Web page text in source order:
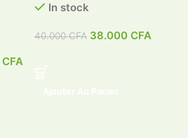
CFA
In stock
40.000CFA 38.000 CFA